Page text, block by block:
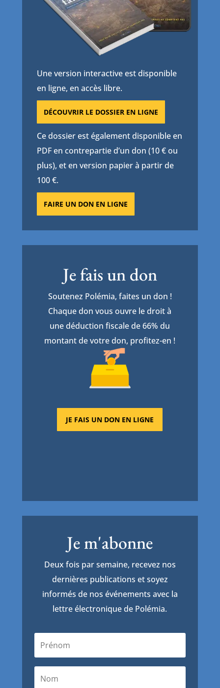
Une version interactive est disponible
en ligne, en accès libre.
DÉCOUVRIR LE DOSSIER EN LIGNE
Ce dossier est également disponible en
PDF en contrepartie d’un don (10 € ou
plus), et en version papier à partir de
100 €.
FAIRE UN DON EN LIGNE
Je fais un don
Soutenez Polémia, faites un don !
Chaque don vous ouvre le droit à
une déduction fiscale de 66% du
montant de votre don, profitez-en !
JE FAIS UN DON EN LIGNE
Je m'abonne
Deux fois par semaine, recevez nos
dernières publications et soyez
informés de nos événements avec la
lettre électronique de Polémia.